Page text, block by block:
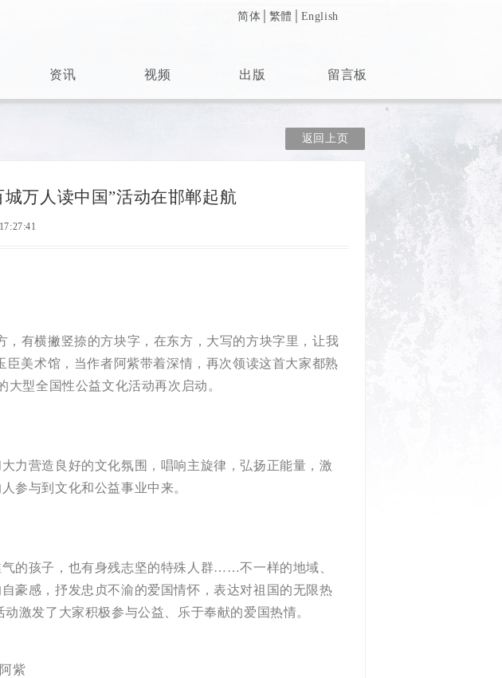
简体 繁體 English
资讯 视频 出版 留言板
返回上页
万人读中国”活动在邯郸起航
有横撇竖捺的方块字，在东方，大写的方块字里，让我
美术馆，当作者阿紫带着深情，再次领读这首大家都熟
型全国性公益文化活动再次启动。
营造良好的文化氛围，唱响主旋律，弘扬正能量，激
参与到文化和公益事业中来。
孩子，也有身残志坚的特殊人群……不一样的地域、
豪感，抒发忠贞不渝的爱国情怀，表达对祖国的无限热
激发了大家积极参与公益、乐于奉献的爱国热情。
紫